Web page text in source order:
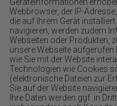
Webbrowser, der IP-
die auf Ihrem Gerät
navigieren, werden zudem
Webseiten oder Produkten,
unsere Webseite
wie Sie mit der Website
Technologien wie Cookies
(elektronische Dateien zur
Sie auf der Website
Ihre Daten werden ggf. in